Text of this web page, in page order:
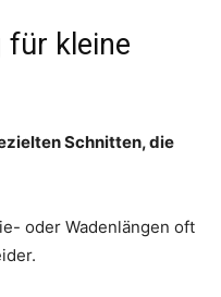
für kleine
Schnitten, die
oder Wadenlängen oft